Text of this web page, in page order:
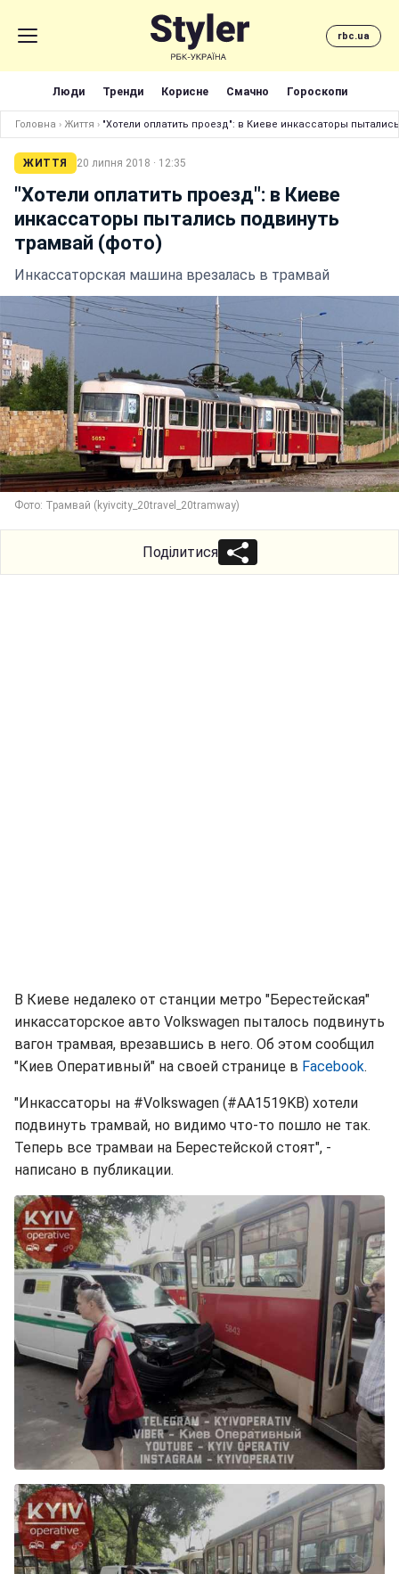
rbc.ua
Люди Тренди Корисне Смачно Гороскопи
Головна › Життя › "Хотели оплатить проезд": в Киеве инкассаторы
ЖИТТЯ 20 липня 2018 · 12:35
"Хотели оплатить проезд": в Киеве
инкассаторы пытались подвинуть
трамвай (фото)
Инкассаторская машина врезалась в трамвай
Фото: Трамвай (kyivcity_20travel_20tramway)
Поділитися
В Киеве недалеко от станции метро "Берестейская"
инкассаторское авто Volkswagen пыталось подвинуть
вагон трамвая, врезавшись в него. Об этом сообщил
"Киев Оперативный" на своей странице в Facebook.
"Инкассаторы на #Volkswagen (#AA1519KB) хотели
подвинуть трамвай, но видимо что-то пошло не так.
Теперь все трамваи на Берестейской стоят", -
написано в публикации.